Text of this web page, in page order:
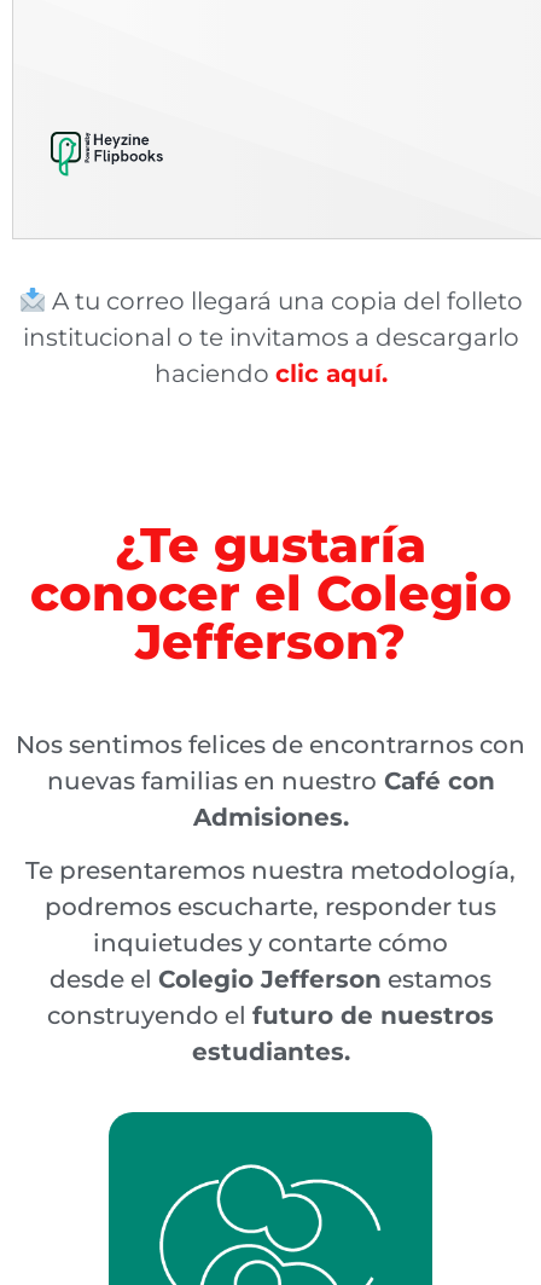
A tu correo llegará una copia del folleto
institucional o te invitamos a descargarlo
haciendo clic aquí.
¿Te gustaría
conocer el Colegio
Jefferson?
Nos sentimos felices de encontrarnos con
nuevas familias en nuestro Café con
Admisiones.
Te presentaremos nuestra metodología,
podremos escucharte, responder tus
inquietudes y contarte cómo
desde el Colegio Jefferson estamos
construyendo el futuro de nuestros
estudiantes.